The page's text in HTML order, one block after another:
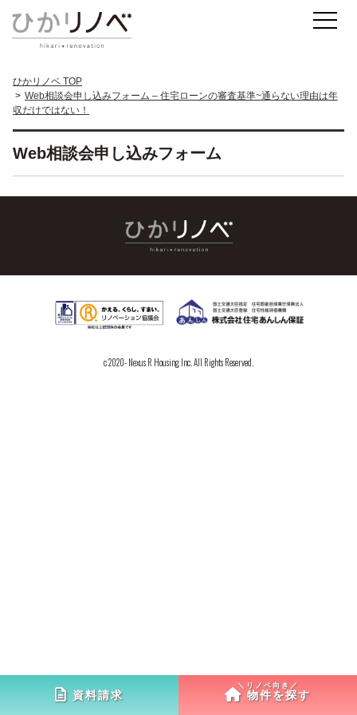
ひかリノベ TOP
Web相談会申し込みフォーム – 住宅ローンの審査基準~通らない理由は年
収だけではない！
Web相談会申し込みフォーム
c 2020- Nexus R Housing, Inc. All Rights Reserved.
資料請求 物件を探す